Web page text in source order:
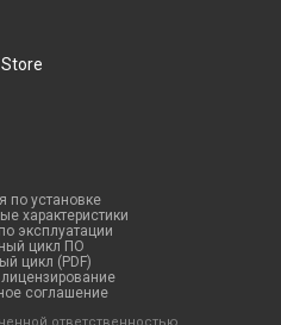
по установке
характеристики
эксплуатации
цикл ПО
цикл (PDF)
соглашение